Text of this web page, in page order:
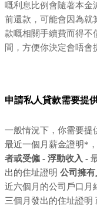
嘅利息比例會隨著本金
前還款，可能會因為就
款嘅相關手續費而得不
間，方便你決定會唔會
申請私人貸款需要提
一般情況下，你需要提
最近一個月薪金證明*
者或受僱 - 浮動收入 -
出的住址證明 公司擁有
近六個月的公司戶口月
三個月發出的住址證明